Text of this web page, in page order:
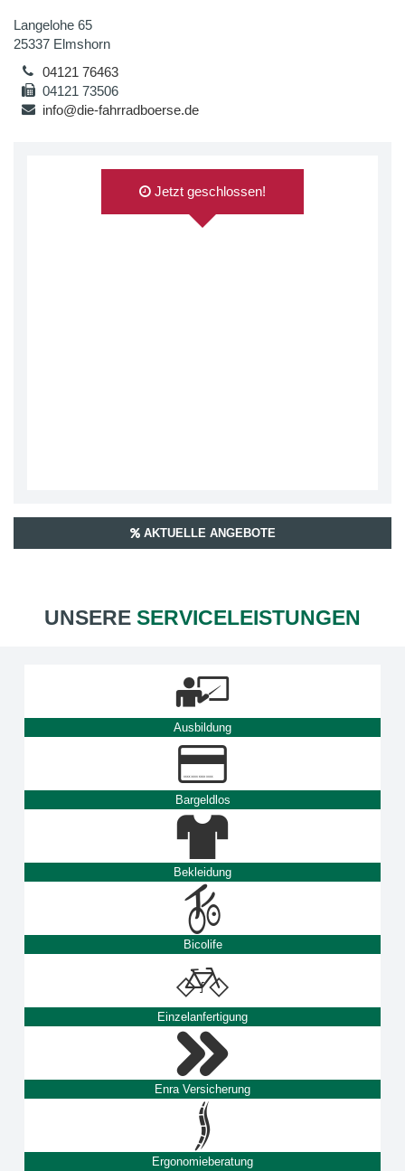
Langelohe 65
25337 Elmshorn
04121 76463
04121 73506
info@die-fahrradboerse.de
Jetzt geschlossen!
AKTUELLE ANGEBOTE
UNSERE SERVICELEISTUNGEN
Ausbildung
Bargeldlos
Bekleidung
Bicolife
Einzelanfertigung
Enra Versicherung
Ergonomieberatung